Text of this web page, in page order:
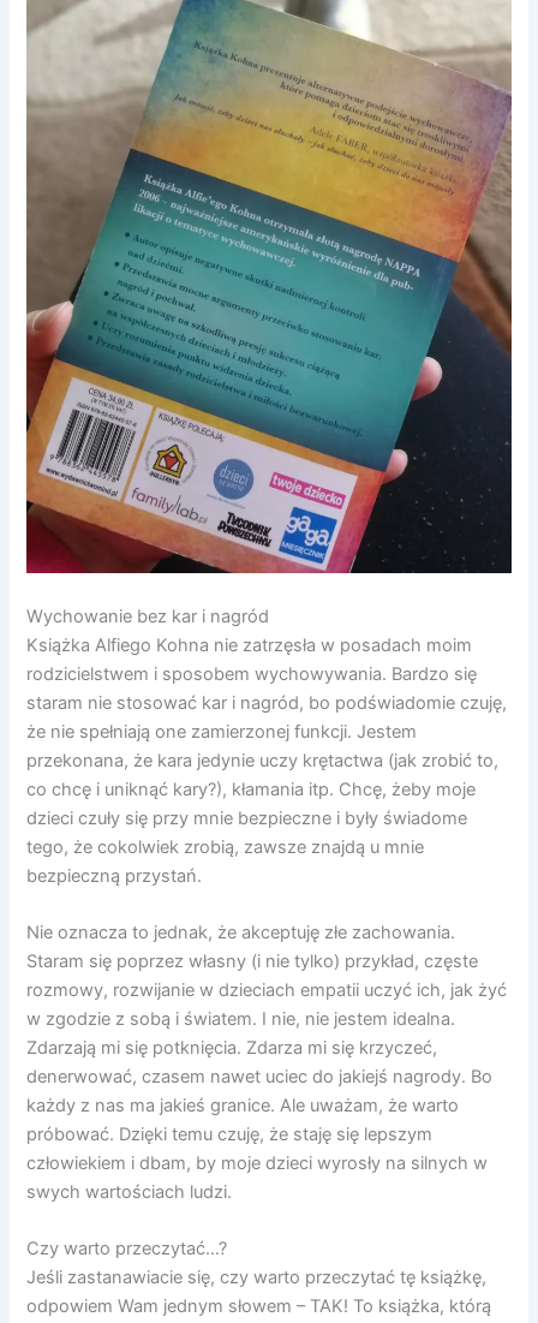
Wychowanie bez kar i nagród
Książka Alfiego Kohna nie zatrzęsła w posadach moim
rodzicielstwem i sposobem wychowywania. Bardzo się
staram nie stosować kar i nagród, bo podświadomie czuję,
że nie spełniają one zamierzonej funkcji. Jestem
przekonana, że kara jedynie uczy krętactwa (jak zrobić to,
co chcę i uniknąć kary?), kłamania itp. Chcę, żeby moje
dzieci czuły się przy mnie bezpieczne i były świadome
tego, że cokolwiek zrobią, zawsze znajdą u mnie
bezpieczną przystań.
Nie oznacza to jednak, że akceptuję złe zachowania.
Staram się poprzez własny (i nie tylko) przykład, częste
rozmowy, rozwijanie w dzieciach empatii uczyć ich, jak żyć
w zgodzie z sobą i światem. I nie, nie jestem idealna.
Zdarzają mi się potknięcia. Zdarza mi się krzyczeć,
denerwować, czasem nawet uciec do jakiejś nagrody. Bo
każdy z nas ma jakieś granice. Ale uważam, że warto
próbować. Dzięki temu czuję, że staję się lepszym
człowiekiem i dbam, by moje dzieci wyrosły na silnych w
swych wartościach ludzi.
Czy warto przeczytać…?
Jeśli zastanawiacie się, czy warto przeczytać tę książkę,
odpowiem Wam jednym słowem – TAK! To książka, którą